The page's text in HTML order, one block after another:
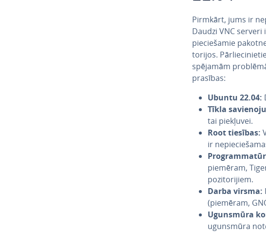
Pirmkārt, jums ir
Daudzi VNC
pie­cie­ša­mie
to­ri­jos.
spē­ja­mām
prasības:
Ubuntu 22.04:
Tīkla
tai piekļuvei.
Root tiesības:
ir
piemēram,
po­zi­to­ri­jiem.
Darba virsma:
(piemēram,
Ugunsmūra
ugunsmūra